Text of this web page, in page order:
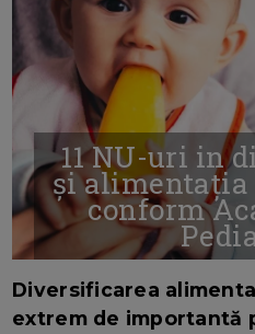
11 NU-uri in
și alimentația
conform
Diversificarea
extrem de importantă